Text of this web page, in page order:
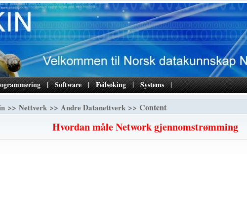
| Software | Feilsøking | Systems |
>> Nettverk >> Andre Datanettverk >> Content
Hvordan måle Network gjennomstrømming